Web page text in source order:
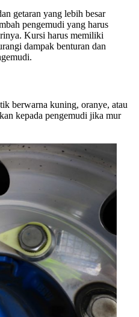
getaran yang lebih besar
pengemudi yang harus
Kursi harus memiliki
dampak benturan dan
berwarna kuning, oranye, atau
kepada pengemudi jika mur